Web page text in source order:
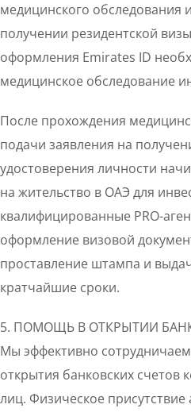
медицинского обследования
получении резидентской
оформления Emirates ID
медицинское обследование
После прохождения
подачи заявления на
удостоверения личности
на жительство в ОАЭ для
квалифицированные PRO-
оформление визовой
проставление штампа и
кратчайшие сроки.
5. ПОМОЩЬ В ОТКРЫТИИ
Мы эффективно
открытия банковских счетов
лиц. Физическое присутствие